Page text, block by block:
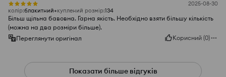
2025-08-30
колір:блакитний куплений розмір:134
Більш щільна бавовна. Гарна якість. Необхідно взяти більшу кількість
(можна на два розміри більше).
Переглянути оригінал
Корисний (0)
Показати більше відгуків